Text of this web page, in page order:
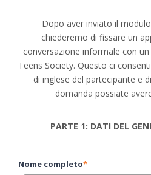
Dopo aver inviato il
chiederemo di fissare un
conversazione informale con
Teens Society. Questo ci
di inglese del partecipante e
domanda possiate
PARTE 1: DATI DEL
Nome completo*